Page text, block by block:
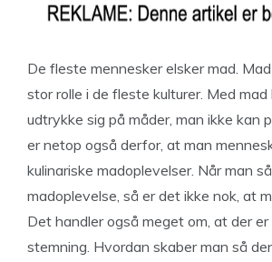
De fleste mennesker elsker mad.
stor rolle i de fleste kulturer. Med mad
udtrykke sig på måder, man ikke kan
er netop også derfor, at man
kulinariske madoplevelser. Når man
madoplevelse, så er det ikke nok, at
Det handler også meget om, at der
stemning. Hvordan skaber man så